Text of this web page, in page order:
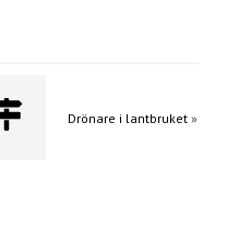
Drönare i lantbruket »